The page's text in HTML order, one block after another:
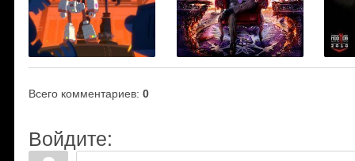
Всего комментариев: 0
Войдите: